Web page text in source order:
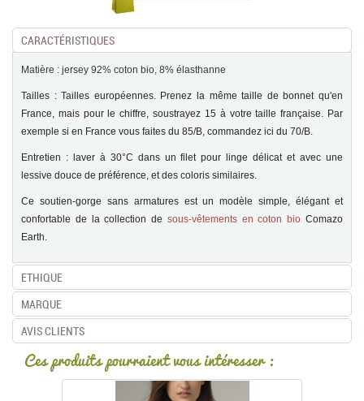
CARACTÉRISTIQUES
Matière : jersey 92% coton bio, 8% élasthanne
Tailles : Tailles européennes. Prenez la même taille de bonnet qu'en
France, mais pour le chiffre, soustrayez 15 à votre taille française. Par
exemple si en France vous faites du 85/B, commandez ici du 70/B.
Entretien : laver à 30°C dans un filet pour linge délicat et avec une
lessive douce de préférence, et des coloris similaires.
Ce soutien-gorge sans armatures est un modèle simple, élégant et
confortable de la collection de sous-vêtements en coton bio Comazo
Earth.
ETHIQUE
MARQUE
AVIS CLIENTS
Ces produits pourraient vous intéresser :